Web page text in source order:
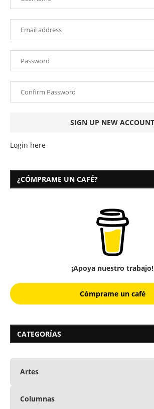
Login here
¿CÓMPRAME UN CAFÉ?
¡Apoya nuestro trabajo!
Cómprame un café
CATEGORÍAS
Artes
Columnas